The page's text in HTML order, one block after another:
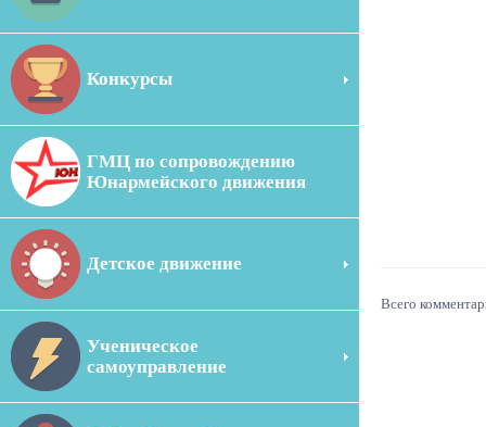
Конкурсы
ГМЦ по сопровождению
Юнармейского движения
Детское движение
Ученическое
самоуправление
Всего